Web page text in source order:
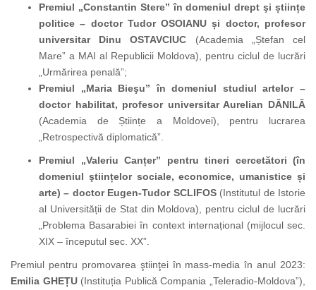
Premiul „Constantin Stere” în domeniul drept şi științe
politice – doctor Tudor OSOIANU și doctor, profesor
universitar Dinu OSTAVCIUC
(Academia „Ștefan cel
Mare” a MAI al Republicii Moldova), pentru ciclul de lucrări
„Urmărirea penală”;
Premiul „Maria Bieşu” în domeniul studiul artelor –
doctor habilitat, profesor universitar Aurelian DĂNILĂ
(Academia de Științe a Moldovei), pentru lucrarea
„Retrospectivă diplomatică”.
Premiul „Valeriu Canțer” pentru tineri cercetători (în
domeniul ştiințelor sociale, economice, umanistice și
arte) – doctor Eugen-Tudor SCLIFOS(Institutul de Istorie
al Universității de Stat din Moldova), pentru ciclul de lucrări
„Problema Basarabiei în context internațional (mijlocul sec.
XIX – începutul sec. XX”.
Premiul pentru promovarea ştiinţei în mass-media în anul 2023:
Emilia GHEȚU(Instituția Publică Compania „Teleradio-Moldova”),